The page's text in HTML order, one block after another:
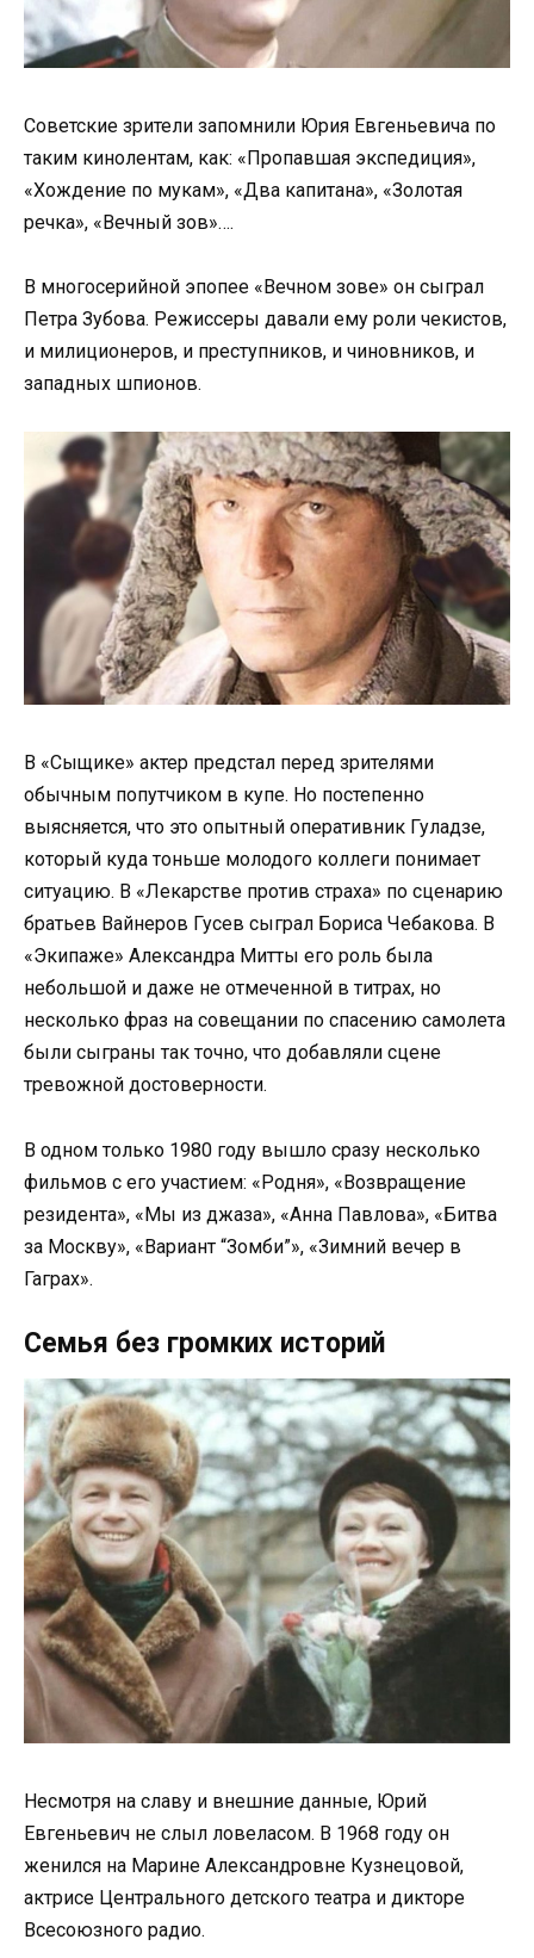
Советские зрители запомнили Юрия Евгеньевича по
таким кинолентам, как: «Пропавшая экспедиция»,
«Хождение по мукам», «Два капитана», «Золотая
речка», «Вечный зов»….
В многосерийной эпопее «Вечном зове» он сыграл
Петра Зубова. Режиссеры давали ему роли чекистов,
и милиционеров, и преступников, и чиновников, и
западных шпионов.
В «Сыщике» актер предстал перед зрителями
обычным попутчиком в купе. Но постепенно
выясняется, что это опытный оперативник Гуладзе,
который куда тоньше молодого коллеги понимает
ситуацию. В «Лекарстве против страха» по сценарию
братьев Вайнеров Гусев сыграл Бориса Чебакова. В
«Экипаже» Александра Митты его роль была
небольшой и даже не отмеченной в титрах, но
несколько фраз на совещании по спасению самолета
были сыграны так точно, что добавляли сцене
тревожной достоверности.
В одном только 1980 году вышло сразу несколько
фильмов с его участием: «Родня», «Возвращение
резидента», «Мы из джаза», «Анна Павлова», «Битва
за Москву», «Вариант “Зомби”», «Зимний вечер в
Гаграх».
Семья без громких историй
Несмотря на славу и внешние данные, Юрий
Евгеньевич не слыл ловеласом. В 1968 году он
женился на Марине Александровне Кузнецовой,
актрисе Центрального детского театра и дикторе
Всесоюзного радио.